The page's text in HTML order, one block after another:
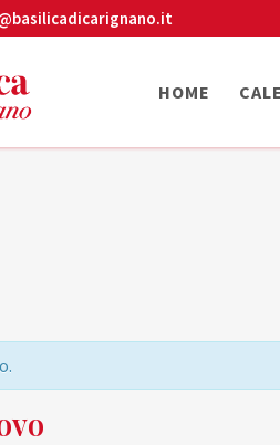
HOME